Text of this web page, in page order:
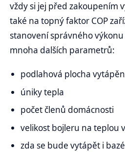
vždy si jej před zakoupením
také na topný faktor COP
stanovení správného
mnoha dalších parametrů:
podlahová plocha
úniky tepla
počet členů domácnosti
velikost bojleru na teplou
zda se bude vytápět i